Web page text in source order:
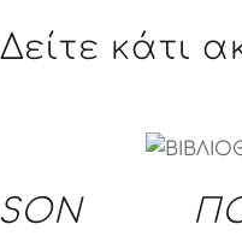
Δείτε κάτι